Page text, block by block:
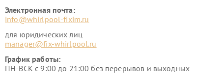
Электронная почта:
info@whirlpool-fixim.ru
для юридических лиц
manager@fix-whirlpool.ru
График работы:
ПН-ВСК с 9:00 до 21:00 без перерывов и выходных